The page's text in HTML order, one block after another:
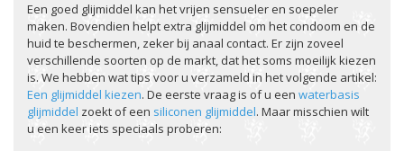
Een goed glijmiddel kan het vrijen sensueler en soepeler
maken. Bovendien helpt extra glijmiddel om het condoom en de
huid te beschermen, zeker bij anaal contact. Er zijn zoveel
verschillende soorten op de markt, dat het soms moeilijk kiezen
is. We hebben wat tips voor u verzameld in het volgende artikel:
Een glijmiddel kiezen. De eerste vraag is of u een waterbasis
glijmiddel zoekt of een siliconen glijmiddel. Maar misschien wilt
u een keer iets speciaals proberen: